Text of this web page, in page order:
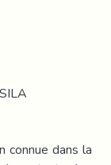
dans la